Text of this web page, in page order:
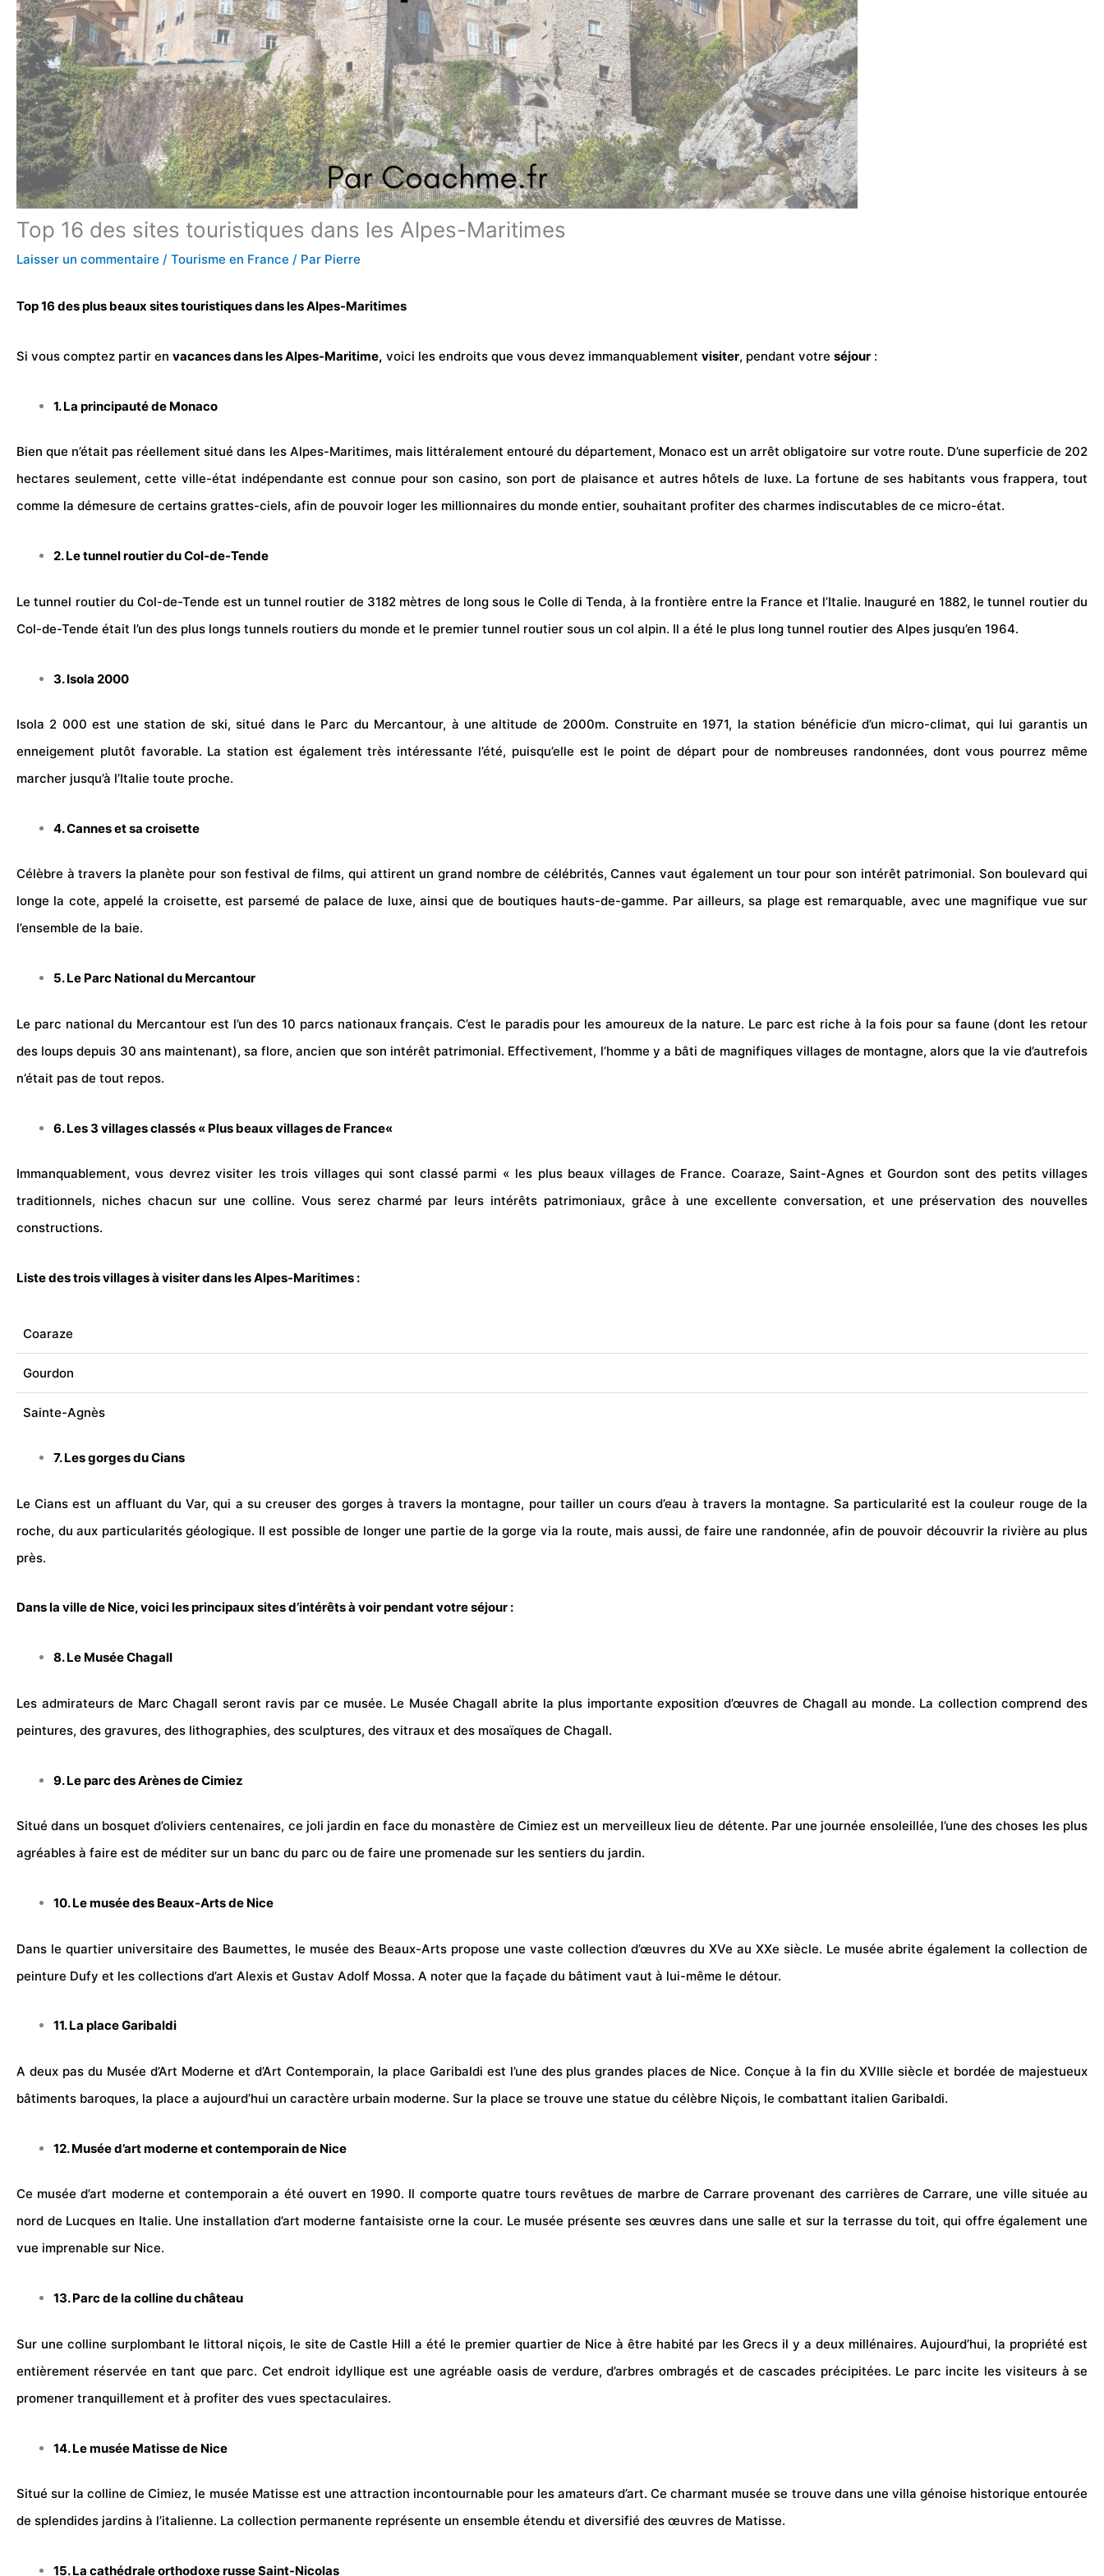
Top 16 des sites touristiques dans les Alpes-Maritimes
Laisser un commentaire / Tourisme en France / Par Pierre
Top 16 des plus beaux sites touristiques dans les Alpes-Maritimes
Si vous comptez partir en vacances dans les Alpes-Maritime, voici les endroits que vous devez immanquablement visiter, pendant votre séjour :
1. La principauté de Monaco
Bien que n’était pas réellement situé dans les Alpes-Maritimes, mais littéralement entouré du département, Monaco est un arrêt obligatoire sur votre route. D’une superficie de 202
hectares seulement, cette ville-état indépendante est connue pour son casino, son port de plaisance et autres hôtels de luxe. La fortune de ses habitants vous frappera, tout
comme la démesure de certains grattes-ciels, afin de pouvoir loger les millionnaires du monde entier, souhaitant profiter des charmes indiscutables de ce micro-état.
2. Le tunnel routier du Col-de-Tende
Le tunnel routier du Col-de-Tende est un tunnel routier de 3182 mètres de long sous le Colle di Tenda, à la frontière entre la France et l’Italie. Inauguré en 1882, le tunnel routier du
Col-de-Tende était l’un des plus longs tunnels routiers du monde et le premier tunnel routier sous un col alpin. Il a été le plus long tunnel routier des Alpes jusqu’en 1964.
3. Isola 2000
Isola 2 000 est une station de ski, situé dans le Parc du Mercantour, à une altitude de 2000m. Construite en 1971, la station bénéficie d’un micro-climat, qui lui garantis un
enneigement plutôt favorable. La station est également très intéressante l’été, puisqu’elle est le point de départ pour de nombreuses randonnées, dont vous pourrez même
marcher jusqu’à l’Italie toute proche.
4. Cannes et sa croisette
Célèbre à travers la planète pour son festival de films, qui attirent un grand nombre de célébrités, Cannes vaut également un tour pour son intérêt patrimonial. Son boulevard qui
longe la cote, appelé la croisette, est parsemé de palace de luxe, ainsi que de boutiques hauts-de-gamme. Par ailleurs, sa plage est remarquable, avec une magnifique vue sur
l’ensemble de la baie.
5. Le Parc National du Mercantour
Le parc national du Mercantour est l’un des 10 parcs nationaux français. C’est le paradis pour les amoureux de la nature. Le parc est riche à la fois pour sa faune (dont les retour
des loups depuis 30 ans maintenant), sa flore, ancien que son intérêt patrimonial. Effectivement, l’homme y a bâti de magnifiques villages de montagne, alors que la vie d’autrefois
n’était pas de tout repos.
6. Les 3 villages classés « Plus beaux villages de France«
Immanquablement, vous devrez visiter les trois villages qui sont classé parmi « les plus beaux villages de France. Coaraze, Saint-Agnes et Gourdon sont des petits villages
traditionnels, niches chacun sur une colline. Vous serez charmé par leurs intérêts patrimoniaux, grâce à une excellente conversation, et une préservation des nouvelles
constructions.
Liste des trois villages à visiter dans les Alpes-Maritimes :
Coaraze
Gourdon
Sainte-Agnès
7. Les gorges du Cians
Le Cians est un affluant duVar, qui a su creuser des gorges à travers la montagne, pour tailler un cours d’eau à travers la montagne. Sa particularité est la couleur rouge de la
roche, du aux particularités géologique. Il est possible de longer une partie de la gorge via la route, mais aussi, de faire une randonnée, afin de pouvoir découvrir la rivière au plus
près.
Dans la ville de Nice, voici les principaux sites d’intérêts à voir pendant votre séjour :
8. Le Musée Chagall
Les admirateurs de Marc Chagall seront ravis par ce musée. Le Musée Chagall abrite la plus importante exposition d’œuvres de Chagall au monde. La collection comprend des
peintures, des gravures, des lithographies, des sculptures, des vitraux et des mosaïques de Chagall.
9. Le parc des Arènes de Cimiez
Situé dans un bosquet d’oliviers centenaires, ce joli jardin en face du monastère de Cimiez est un merveilleux lieu de détente. Par une journée ensoleillée, l’une des choses les plus
agréables à faire est de méditer sur un banc du parc ou de faire une promenade sur les sentiers du jardin.
10. Le musée des Beaux-Arts de Nice
Dans le quartier universitaire des Baumettes, le musée des Beaux-Arts propose une vaste collection d’œuvres du XVe au XXe siècle. Le musée abrite également la collection de
peinture Dufy et les collections d’art Alexis et Gustav Adolf Mossa. A noter que la façade du bâtiment vaut à lui-même le détour.
11. La place Garibaldi
A deux pas du Musée d’Art Moderne et d’Art Contemporain, la place Garibaldi est l’une des plus grandes places de Nice. Conçue à la fin du XVIIIe siècle et bordée de majestueux
bâtiments baroques, la place a aujourd’hui un caractère urbain moderne. Sur la place se trouve une statue du célèbre Niçois, le combattant italien Garibaldi.
12. Musée d’art moderne et contemporain de Nice
Ce musée d’art moderne et contemporain a été ouvert en 1990. Il comporte quatre tours revêtues de marbre de Carrare provenant des carrières de Carrare, une ville située au
nord de Lucques en Italie. Une installation d’art moderne fantaisiste orne la cour. Le musée présente ses œuvres dans une salle et sur la terrasse du toit, qui offre également une
vue imprenable sur Nice.
13. Parc de la colline du château
Sur une colline surplombant le littoral niçois, le site de Castle Hill a été le premier quartier de Nice à être habité par les Grecs il y a deux millénaires. Aujourd’hui, la propriété est
entièrement réservée en tant que parc. Cet endroit idyllique est une agréable oasis de verdure, d’arbres ombragés et de cascades précipitées. Le parc incite les visiteurs à se
promener tranquillement et à profiter des vues spectaculaires.
14. Le musée Matisse de Nice
Situé sur la colline de Cimiez, le musée Matisse est une attraction incontournable pour les amateurs d’art. Ce charmant musée se trouve dans une villa génoise historique entourée
de splendides jardins à l’italienne. La collection permanente représente un ensemble étendu et diversifié des œuvres de Matisse.
15. La cathédrale orthodoxe russe Saint-Nicolas